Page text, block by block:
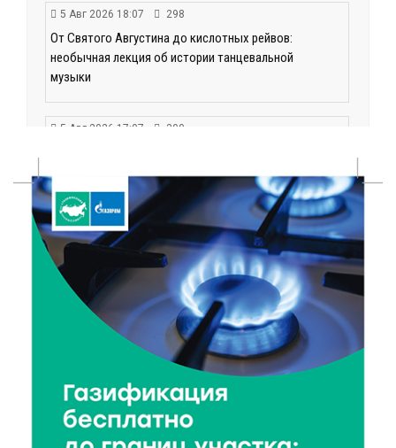
5 Авг 2026 18:07 298
От Святого Августина до кислотных рейвов:
необычная лекция об истории танцевальной
музыки
5 Авг 2026 17:07 300
Витязи — Духовщина — Белый — Нелидово в
Тверской области
5 Авг 2026 16:32 337
«Зарядка со стражем порядка»: как в Нелидово
приобщают детей к здоровому образу жизни
5 Авг 2026 16:02 302
Спорт и дисциплина: транспортные полицейские
Вышнего Волочка провели зарядку для школьников